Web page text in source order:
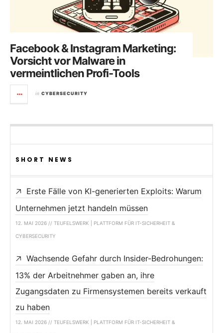
Facebook & Instagram Marketing:
Vorsicht vor Malware in
vermeintlichen Profi-Tools
in CYBERSECURITY
SHORT NEWS
Erste Fälle von KI-generierten Exploits: Warum
Unternehmen jetzt handeln müssen
12. MAI 2026 // TEUFELSWERK | PLATTFORM FÜR IT-SICHERHEIT &
CYBERSECURITY
Wachsende Gefahr durch Insider-Bedrohungen:
13% der Arbeitnehmer gaben an, ihre
Zugangsdaten zu Firmensystemen bereits verkauft
zu haben
12. MAI 2026 // TEUFELSWERK | PLATTFORM FÜR IT-SICHERHEIT &